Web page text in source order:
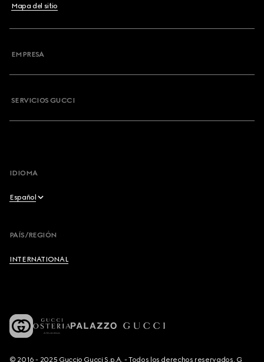
Mapa del sitio
EMPRESA
SERVICIOS GUCCI
IDIOMA
Español
Français
PAÍS/REGIÓN
INTERNATIONAL
© 2016 - 2025 Guccio Gucci S.p.A. - Todos los derechos reservados. G